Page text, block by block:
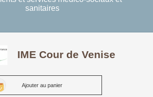
sanitaires
IME Cour de Venise
Ajouter au panier